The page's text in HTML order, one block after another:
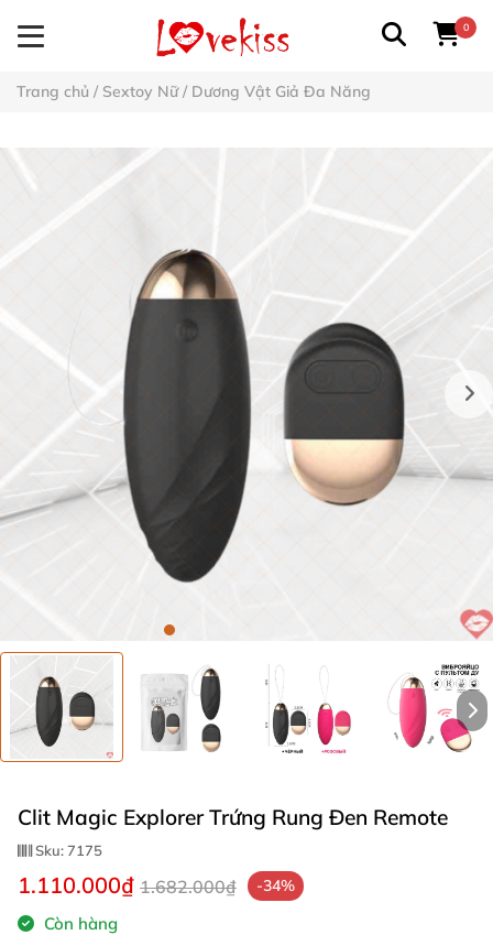
0
Trang chủ / Sextoy Nữ/ Dương Vật Giả Đa Năng
Clit Magic Explorer Trứng Rung Đen Remote
Sku:7175
1.110.000₫ 1.682.000₫ -34%
Còn hàng